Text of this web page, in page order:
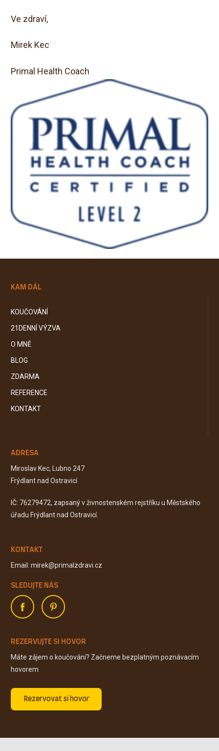
Ve zdraví,
Mirek Kec
Primal Health Coach
KAM DÁL
KOUČOVÁNÍ
21DENNÍ VÝZVA
O MNĚ
BLOG
ZDARMA
REFERENCE
KONTAKT
ADRESA
Miroslav Kec, Lubno 247
Frýdlant nad Ostravicí
IČ: 76279472, zapsaný v živnostenském rejstříku u Městského
úřadu Frýdlant nad Ostravicí.
KONTAKT
Email: mirek@primalzdravi.cz
SLEDUJTE NÁS
REZERVUJTE SI HOVOR
Máte zájem o koučování? Začneme bezplatným poznávacím
hovorem
Rezervovat si hovor